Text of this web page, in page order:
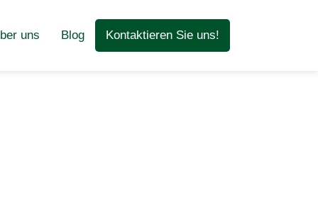
uns Blog Kontaktieren Sie uns!